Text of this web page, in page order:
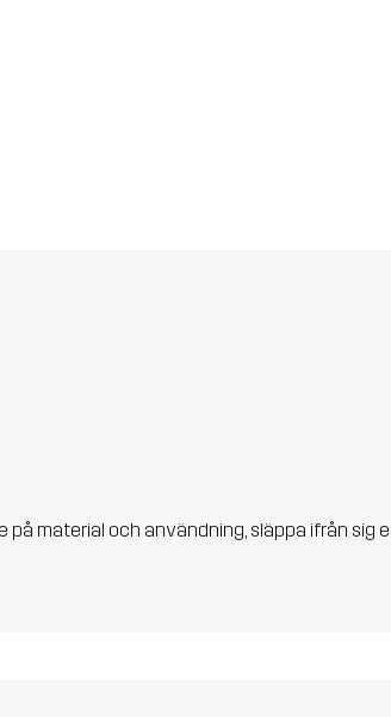
på material och användning, släppa ifrån sig